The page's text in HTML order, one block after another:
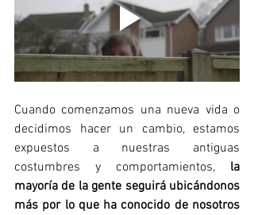
Cuando comenzamos una nueva vida o
decidimos hacer un cambio, estamos
expuestos a nuestras antiguas
costumbres y comportamientos, la
mayoría de la gente seguirá ubicándonos
más por lo que ha conocido de nosotros